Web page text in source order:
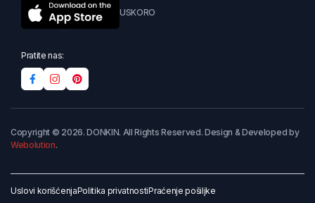
USKORO
Pratite nas:
Copyright © 2026. DONKIN. All Rights Reserved. Design & Developed by
Webolution.
Uslovi korišćenjaPolitika privatnostiPraćenje pošiljke